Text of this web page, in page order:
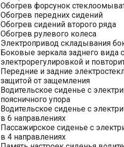
Обогрев форсунок
Обогрев передних сидений
Обогрев сидений второго ряда
Обогрев рулевого колеса
Электропривод складывания
Боковые зеркала заднего вида с
электрорегулировкой и
Передние и задние
защитой от защемления
Водительское сиденье с
поясничного упора
Водительское сиденье с
в 6 направлениях
Пассажирское сиденье с
в 4 направлениях